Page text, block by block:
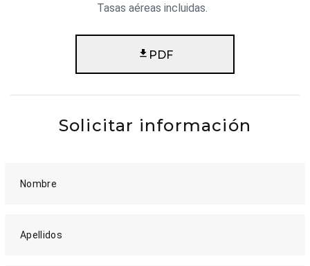
Tasas aéreas incluidas.
PDF
Solicitar información
Nombre
Apellidos